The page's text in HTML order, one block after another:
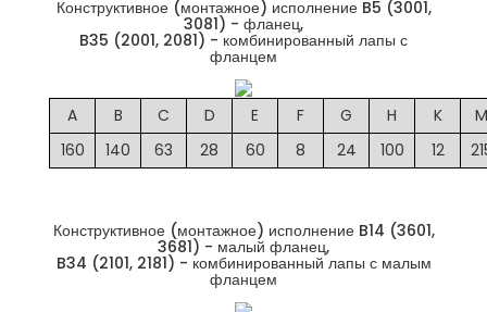
Конструктивное (монтажное) исполнение B5 (3001,
3081) - фланец,
B35 (2001, 2081) - комбинированный лапы с
фланцем
A B C D E F G H K
M
160
140 63 28 60 8 24 100 12
Конструктивное (монтажное) исполнение B14 (3601,
3681) - малый фланец,
B34 (2101, 2181) - комбинированный лапы с малым
фланцем